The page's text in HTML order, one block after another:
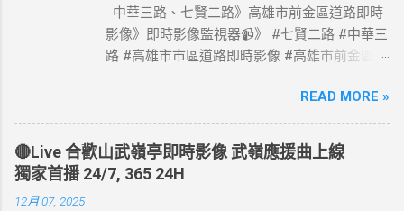
中華三路、七賢二路》高雄市前金區道路即時
影像》即時影像監視器📹》 #七賢二路 #中華三
路 #高雄市市區道路即時影像 #高雄市前金區道
READ MORE »
🔴Live 合歡山武嶺亭即時影像 武嶺應援曲上線
獨家首播 24/7, 365 24H
12月 07, 2025